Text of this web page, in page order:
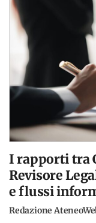
I rapporti tra
Revisore
e flussi
Redazione